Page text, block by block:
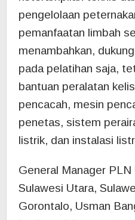
pengelolaan
pemanfaatan limbah
menambahkan,
pada pelatihan saja,
bantuan peralatan
pencacah, mesin
penetas, sistem
listrik, dan instalasi
General Manager
Sulawesi Utara,
Gorontalo, Usman